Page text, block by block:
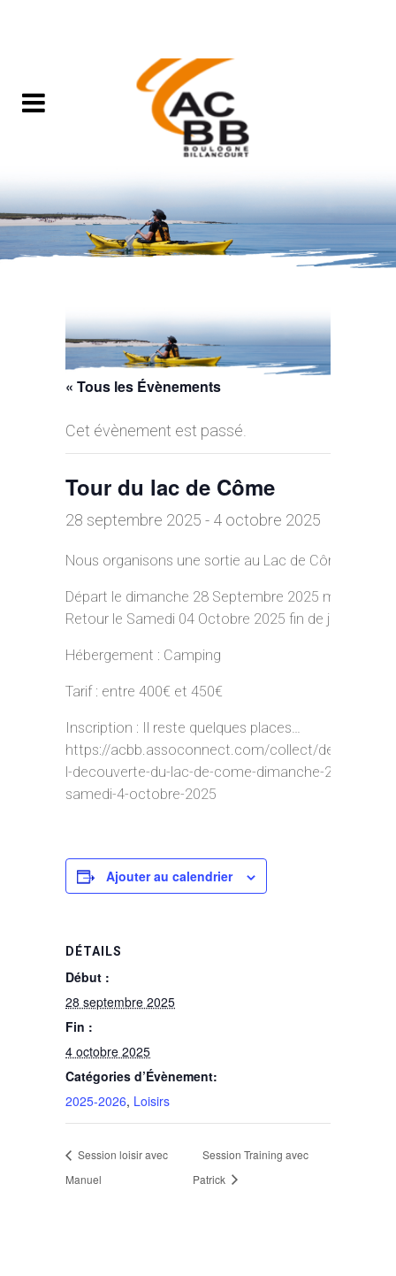
« Tous les Évènements
Cet évènement est passé.
Tour du lac de Côme
28 septembre 2025 - 4 octobre 2025
Nous organisons une sortie au Lac de Côme en
Départ le dimanche 28 Septembre 2025 matin
Retour le Samedi 04 Octobre 2025 fin de journée
Hébergement : Camping
Tarif : entre 400€ et 450€
Inscription : Il reste quelques places…
https://acbb.assoconnect.com/collect/description/
l-decouverte-du-lac-de-come-dimanche-28-
samedi-4-octobre-2025
Ajouter au calendrier
DÉTAILS
Début :
28 septembre 2025
Fin :
4 octobre 2025
Catégories d’Évènement:
2025-2026, Loisirs
Session loisir avec
Manuel
Session Training avec
Patrick